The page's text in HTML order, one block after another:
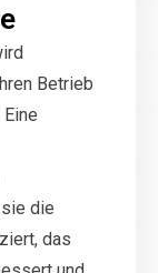
Betrieb
die
das